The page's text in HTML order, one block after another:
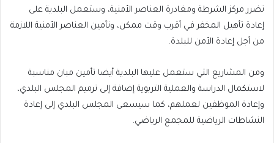
تضرر مركز الشرطة ومغادرة العناصر الأمنية، وستعمل البلدية على
إعادة تأهيل المخفر في أقرب وقت ممكن، وتأمين العناصر الأمنية اللازمة
من أجل إعادة الأمن للبلدة.
ومن المشاريع التي ستعمل عليها البلدية أيضا تأمين مبان مناسبة
لاستكمال الدراسة والعملية التربوية إضافة إلى ترميم المجلس البلدي،
وإعادة الموظفين لعملهم، كما سيسعى المجلس البلدي إلى إعادة
النشاطات الرياضية للمجمع الرياضي.